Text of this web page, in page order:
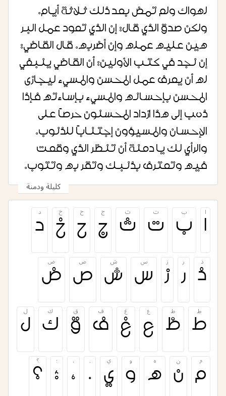
فيه وتعترف بذنبك وتقر به وتتوب.
كليلة ودمنة
ا
ا
ب
ب
ت
ت
ث
ث
ج
ج
ح
ح
خ
خ
د
د
ذ
ذ
ر
ر
ز
ز
س
س
ش
ش
ص
ص
ض
ض
ط
ط
ظ
ظ
ع
ع
غ
غ
ف
ف
ق
ق
ك
ك
ل
ل
م
م
ن
ن
ه
ه
و
و
ي
ي
.
.
،
،
؛
؛
؟
؟